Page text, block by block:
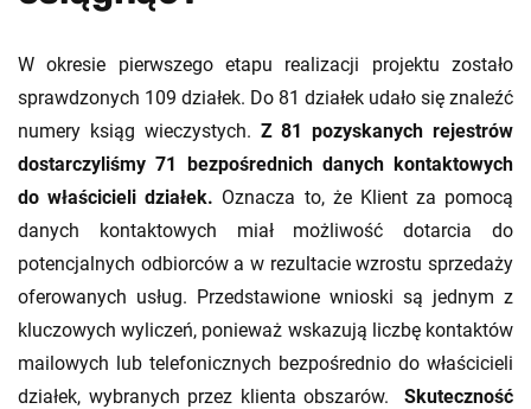
W okresie pierwszego etapu realizacji projektu zostało
sprawdzonych 109 działek. Do 81 działek udało się znaleźć
numery ksiąg wieczystych. Z 81 pozyskanych rejestrów
dostarczyliśmy 71 bezpośrednich danych kontaktowych
do właścicieli działek. Oznacza to, że Klient za pomocą
danych kontaktowych miał możliwość dotarcia do
potencjalnych odbiorców a w rezultacie wzrostu sprzedaży
oferowanych usług. Przedstawione wnioski są jednym z
kluczowych wyliczeń, ponieważ wskazują liczbę kontaktów
mailowych lub telefonicznych bezpośrednio do właścicieli
działek, wybranych przez klienta obszarów. Skuteczność